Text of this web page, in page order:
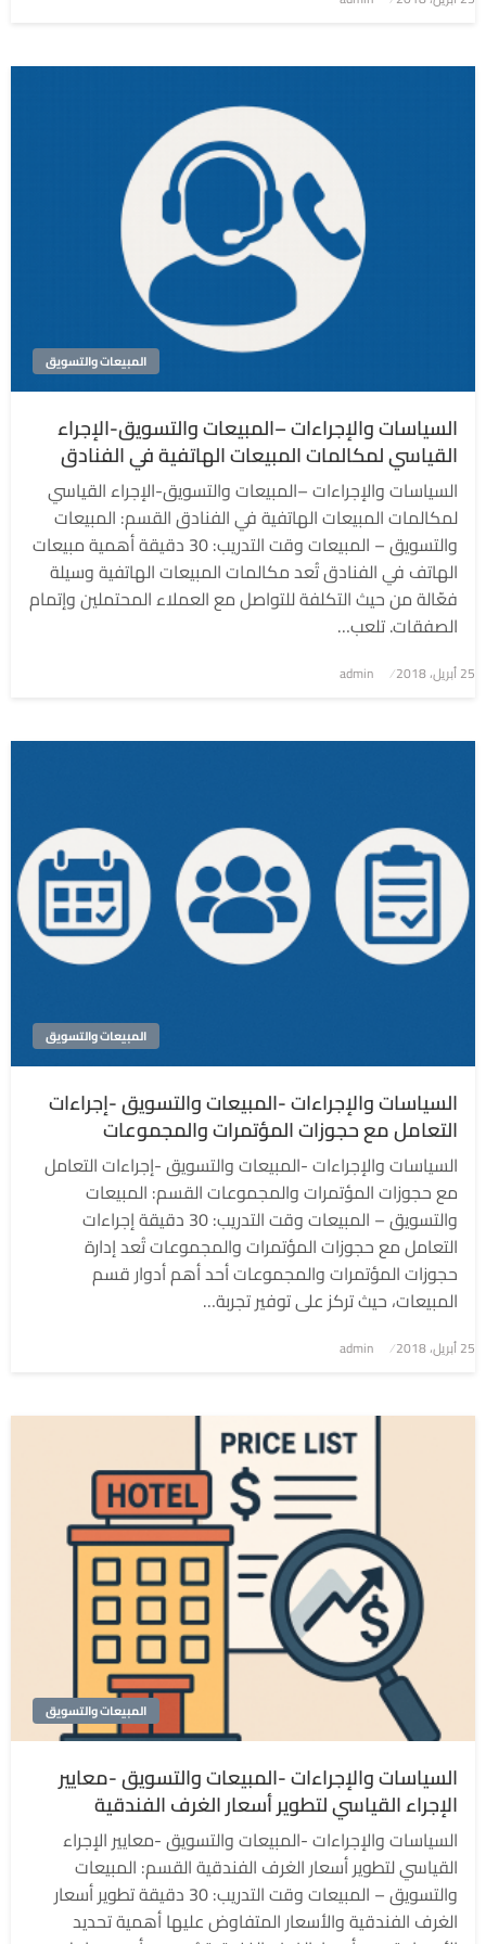
المبيعات والتسويق
السياسات والإجراءات –المبيعات والتسويق-الإجراء
القياسي لمكالمات المبيعات الهاتفية في الفنادق
السياسات والإجراءات –المبيعات والتسويق-الإجراء القياسي
لمكالمات المبيعات الهاتفية في الفنادق القسم: المبيعات
والتسويق – المبيعات وقت التدريب: 30 دقيقة أهمية مبيعات
الهاتف في الفنادق تُعد مكالمات المبيعات الهاتفية وسيلة
فعّالة من حيث التكلفة للتواصل مع العملاء المحتملين وإتمام
الصفقات. تلعب…
نُشر
25 أبريل، 2018 admin
المبيعات والتسويق
السياسات والإجراءات -المبيعات والتسويق -إجراءات
التعامل مع حجوزات المؤتمرات والمجموعات
السياسات والإجراءات -المبيعات والتسويق -إجراءات التعامل
مع حجوزات المؤتمرات والمجموعات القسم: المبيعات
والتسويق – المبيعات وقت التدريب: 30 دقيقة إجراءات
التعامل مع حجوزات المؤتمرات والمجموعات تُعد إدارة
حجوزات المؤتمرات والمجموعات أحد أهم أدوار قسم
المبيعات، حيث تركز على توفير تجربة…
نُشر
25 أبريل، 2018 admin
المبيعات والتسويق
السياسات والإجراءات -المبيعات والتسويق -معايير
الإجراء القياسي لتطوير أسعار الغرف الفندقية
السياسات والإجراءات -المبيعات والتسويق -معايير الإجراء
القياسي لتطوير أسعار الغرف الفندقية القسم: المبيعات
والتسويق – المبيعات وقت التدريب: 30 دقيقة تطوير أسعار
الغرف الفندقية والأسعار المتفاوض عليها أهمية تحديد